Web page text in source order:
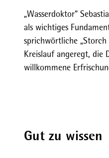
„Wasserdoktor“
als wichtiges
sprichwörtliche
Kreislauf angeregt, die
willkommene
Gut zu wissen